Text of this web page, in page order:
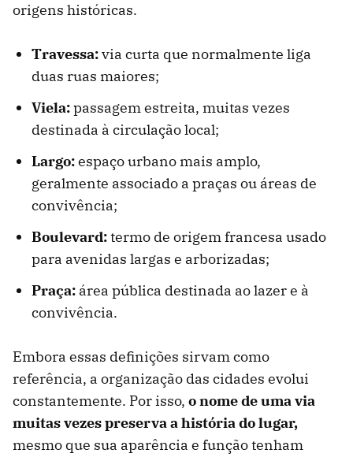
origens históricas.
Travessa:via curta que normalmente liga
duas ruas maiores;
Viela:passagem estreita, muitas vezes
destinada à circulação local;
Largo:espaço urbano mais amplo,
geralmente associado a praças ou áreas de
convivência;
Boulevard:termo de origem francesa usado
para avenidas largas e arborizadas;
Praça: área pública destinada ao lazer e à
convivência.
Embora essas definições sirvam como
referência, a organização das cidades evolui
constantemente. Por isso, o nome de uma via
muitas vezes preserva a história do lugar,
mesmo que sua aparência e função tenham